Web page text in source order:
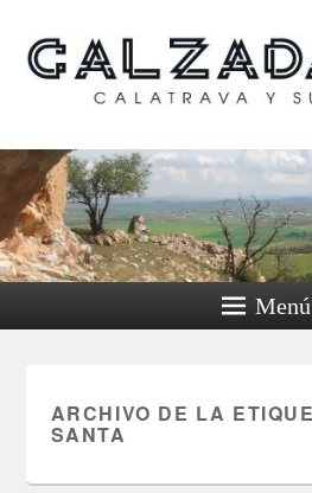
Calzada de
su
Menú
ARCHIVO DE LA
SANTA